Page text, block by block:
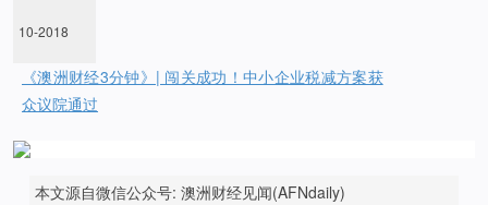
10-2018
《澳洲财经3分钟》| 闯关成功！中小企业税减方案获
众议院通过
本文源自微信公众号: 澳洲财经见闻(AFNdaily)